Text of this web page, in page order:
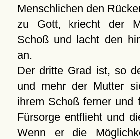
Menschlichen den
zu Gott, kriecht der
Schoß und lacht den
an.
Der dritte Grad ist, so
und mehr der Mutter
ihrem Schoß ferner und
Fürsorge entflieht und
Wenn er die